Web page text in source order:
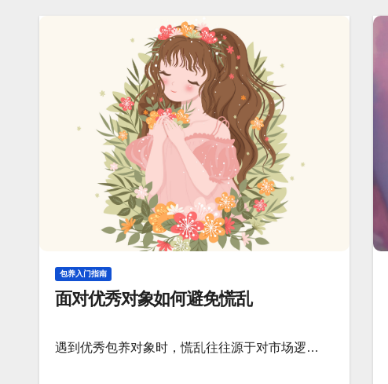
包养入门指南
面对优秀对象如何避免慌乱
遇到优秀包养对象时，慌乱往往源于对市场逻…